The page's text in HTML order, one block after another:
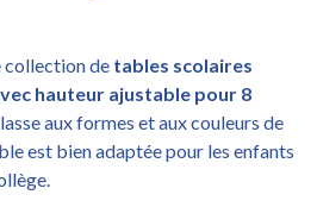
collection de tables scolaires
hauteur ajustable pour 8
aux formes et aux couleurs de
est bien adaptée pour les enfants